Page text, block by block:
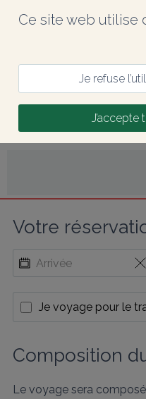
Ce site web utilise
Je refuse
J’accepte
Votre
Je voyage pour le
Composition
Le voyage sera